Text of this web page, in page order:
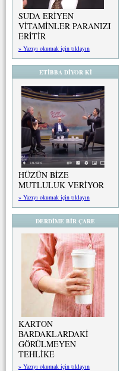
SUDA ERİYEN
VİTAMİNLER PARANIZI
ERİTİR
» Yazıyı okumak için tıklayın
ETİBBA DİYOR Kİ
HÜZÜN BİZE
MUTLULUK VERİYOR
» Yazıyı okumak için tıklayın
DERDİME BİR ÇARE
KARTON
BARDAKLARDAKİ
GÖRÜLMEYEN
TEHLİKE
» Yazıyı okumak için tıklayın